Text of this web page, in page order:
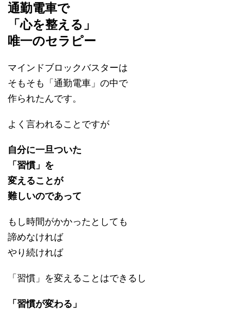
通勤電車で
「心を整える」
唯一のセラピー
マインドブロックバスターは
そもそも「通勤電車」の中で
作られたんです。
よく言われることですが
自分に一旦ついた
「習慣」を
変えることが
難しいのであって
もし時間がかかったとしても
諦めなければ
やり続ければ
「習慣」を変えることはできるし
「習慣が変わる」